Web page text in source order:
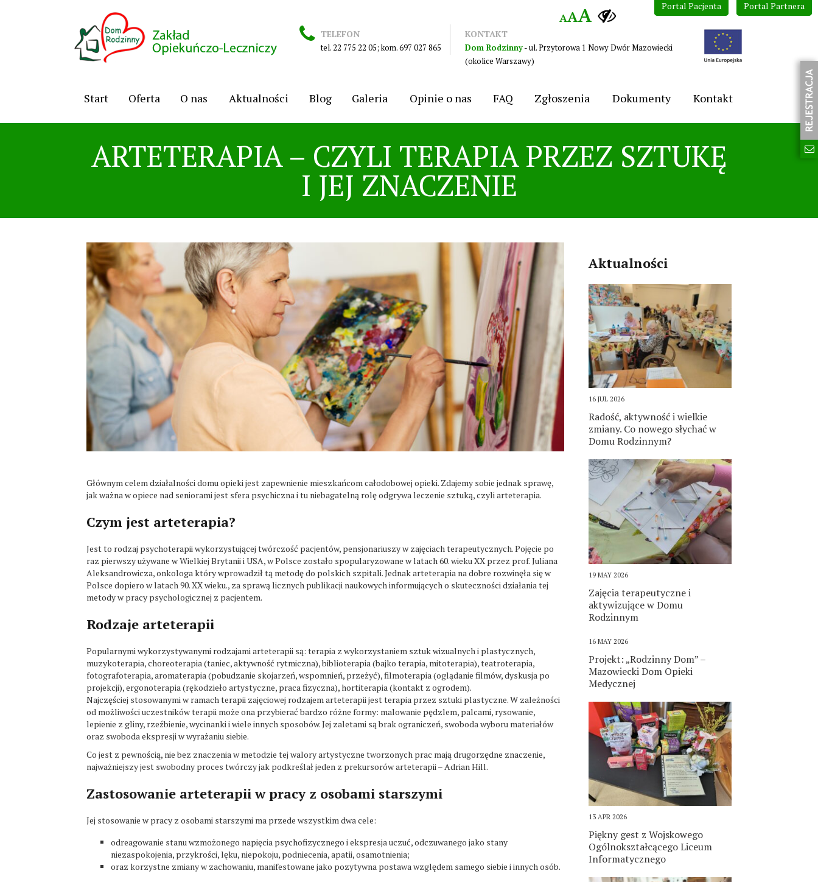
Portal Pacjenta Portal Partnera
AAA
KONTAKT
Dom Rodzinny- ul. Przytorowa 1 Nowy Dwór Mazowiecki
(okolice Warszawy)
TELEFON
tel.22 775 22 05; kom.697 027 865
Start Oferta O nas Aktualności Blog Galeria Opinie o nas FAQ Zgłoszenia Dokumenty Kontakt
ARTETERAPIA – CZYLI TERAPIA PRZEZ SZTUKĘ
I JEJ ZNACZENIE
Głównym celem działalności domu opieki jest zapewnienie mieszkańcom całodobowej opieki. Zdajemy sobie jednak sprawę,
jak ważna w opiece nad seniorami jest sfera psychiczna i tu niebagatelną rolę odgrywa leczenie sztuką, czyli arteterapia.
Czym jest arteterapia?
Jest to rodzaj psychoterapii wykorzystującej twórczość pacjentów, pensjonariuszy w zajęciach terapeutycznych. Pojęcie po
raz pierwszy używane w Wielkiej Brytanii i USA, w Polsce zostało spopularyzowane w latach 60. wieku XX przez prof. Juliana
Aleksandrowicza, onkologa który wprowadził tą metodę do polskich szpitali. Jednak arteterapia na dobre rozwinęła się w
Polsce dopiero w latach 90. XX wieku., za sprawą licznych publikacji naukowych informujących o skuteczności działania tej
metody w pracy psychologicznej z pacjentem.
Rodzaje arteterapii
Popularnymi wykorzystywanymi rodzajami arteterapii są: terapia z wykorzystaniem sztuk wizualnych i plastycznych,
muzykoterapia, choreoterapia (taniec, aktywność rytmiczna), biblioterapia (bajko terapia, mitoterapia), teatroterapia,
fotografoterapia, aromaterapia (pobudzanie skojarzeń, wspomnień, przeżyć), filmoterapia (oglądanie filmów, dyskusja po
projekcji), ergonoterapia (rękodzieło artystyczne, praca fizyczna), hortiterapia (kontakt z ogrodem).
Najczęściej stosowanymi w ramach terapii zajęciowej rodzajem arteterapii jest terapia przez sztuki plastyczne. W zależności
od możliwości uczestników terapii może ona przybierać bardzo różne formy: malowanie pędzlem, palcami, rysowanie,
lepienie z gliny, rzeźbienie, wycinanki i wiele innych sposobów. Jej zaletami są brak ograniczeń, swoboda wyboru materiałów
oraz swoboda ekspresji w wyrażaniu siebie.
Co jest z pewnością, nie bez znaczenia w metodzie tej walory artystyczne tworzonych prac mają drugorzędne znaczenie,
najważniejszy jest swobodny proces twórczy jak podkreślał jeden z prekursorów arteterapii – Adrian Hill.
Zastosowanie arteterapii w pracy z osobami starszymi
Jej stosowanie w pracy z osobami starszymi ma przede wszystkim dwa cele:
odreagowanie stanu wzmożonego napięcia psychofizycznego i ekspresja uczuć, odczuwanego jako stany
niezaspokojenia, przykrości, lęku, niepokoju, podniecenia, apatii, osamotnienia;
oraz korzystne zmiany w zachowaniu, manifestowane jako pozytywna postawa względem samego siebie i innych osób.
Aktualności
16 JUL 2026
Radość, aktywność i wielkie
zmiany. Co nowego słychać w
Domu Rodzinnym?
19 MAY 2026
Zajęcia terapeutyczne i
aktywizujące w Domu
Rodzinnym
16 MAY 2026
Projekt: „Rodzinny Dom” –
Mazowiecki Dom Opieki
Medycznej
13 APR 2026
Piękny gest z Wojskowego
Ogólnokształcącego Liceum
Informatycznego